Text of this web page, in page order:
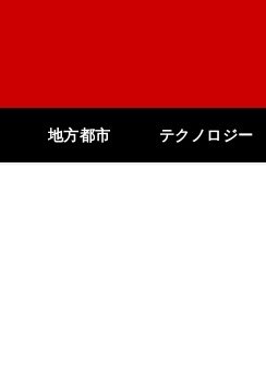
地方都市 テクノロジー